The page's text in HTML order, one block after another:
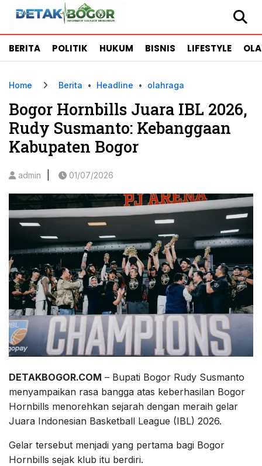
BERITA POLITIK HUKUM BISNIS LIFESTYLE
Home Berita • Headline • olahraga
Bogor Hornbills Juara IBL 2026,
Rudy Susmanto: Kebanggaan
Kabupaten Bogor
admin 01/07/2026
DETAKBOGOR.COM – Bupati Bogor Rudy Susmanto
menyampaikan rasa bangga atas keberhasilan Bogor
Hornbills menorehkan sejarah dengan meraih gelar
Juara Indonesian Basketball League (IBL) 2026.
Gelar tersebut menjadi yang pertama bagi Bogor
Hornbills sejak klub itu berdiri.